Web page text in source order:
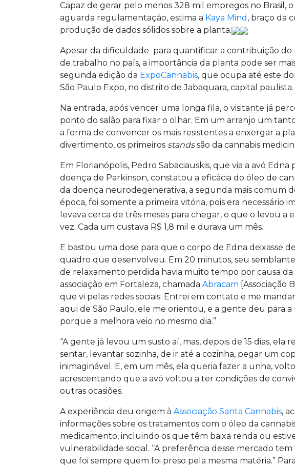
Capaz de gerar pelo menos 328 mil empregos no Brasil,
aguarda regulamentação, estima a Kaya Mind , braço da
produção de dados sólidos sobre a planta.
Apesar da dificuldade para quantificar a contribuição do
de trabalho no país, a importância da planta pode ser
segunda edição da ExpoCannabis, que ocupa até este
São Paulo Expo, no distrito de Jabaquara, capital paulista.
Na entrada, após vencer uma longa fila, o visitante já
ponto do salão para fixar o olhar. Em um arranjo um
a forma de convencer os mais resistentes a enxergar a
divertimento, os primeiros standssão da cannabis
Em Florianópolis, Pedro Sabaciauskis, que via a avó
doença de Parkinson, constatou a eficácia do óleo de
da doença neurodegenerativa, a segunda mais comum
época, foi somente a primeira vitória, pois era necessário
levava cerca de três meses para chegar, o que o levou a
vez. Cada um custava R$ 1,8 mil e durava um mês.
E bastou uma dose para que o corpo de Edna deixasse
quadro que desenvolveu. Em 20 minutos, seu
de relaxamento perdida havia muito tempo por causa
associação em Fortaleza, chamada Abracam [Associação
que vi pelas redes sociais. Entrei em contato e me
aqui de São Paulo, ele me orientou, e a gente deu para a
porque a melhora veio no mesmo dia.”
“A gente já levou um susto aí, mas, depois de 15 dias,
sentar, levantar sozinha, de ir até a cozinha, pegar um
inimaginável. E, em um mês, ela queria fazer a unha,
acrescentando que a avó voltou a ter condições de
outras ocasiões.
A experiência deu origem à Associação Santa Cannabis,
informações sobre os tratamentos com o óleo da
medicamento, incluindo os que têm baixa renda ou
vulnerabilidade social. “A preferência desse mercado tem
que foi sempre quem foi preso pela mesma matéria.”